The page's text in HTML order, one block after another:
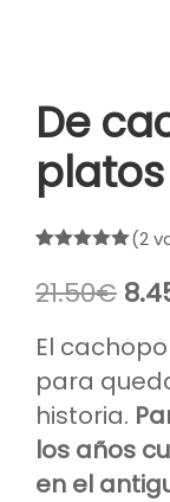
De
con5.00
de 5 en
valoraciones
de clientes
(2
21.50€ El
El
para
historia.
los años
en el